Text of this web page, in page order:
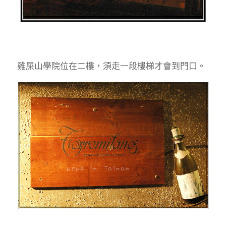
雞屎山學院位在二樓，須走一段樓梯才會到門口。